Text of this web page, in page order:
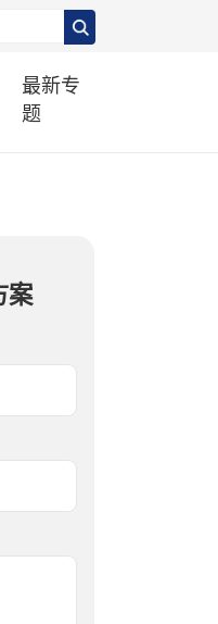
最新专
题
案